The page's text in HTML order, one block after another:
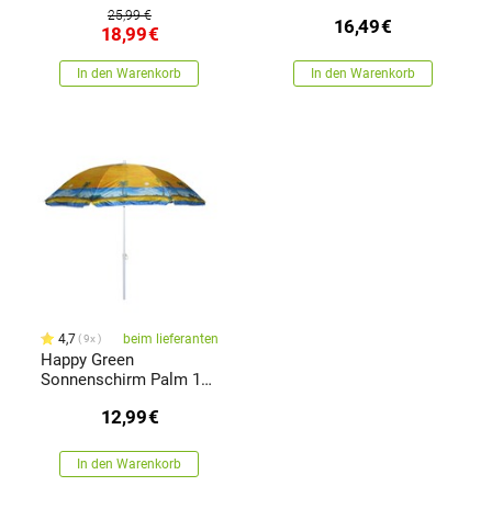
25,99 €
18,99€
In den Warenkorb
16,49€
In den Warenkorb
4,7 9x beim lieferanten
Happy Green
Sonnenschirm Palm 180
12,99€
In den Warenkorb